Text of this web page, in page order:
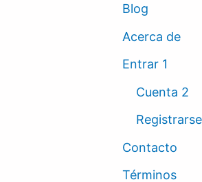
Blog
Acerca de
Entrar 1
Cuenta 2
Registrarse
Contacto
Términos